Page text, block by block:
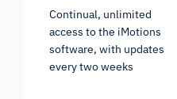
Continual, unlimited
access to the iMotions
software, with updates
every two weeks